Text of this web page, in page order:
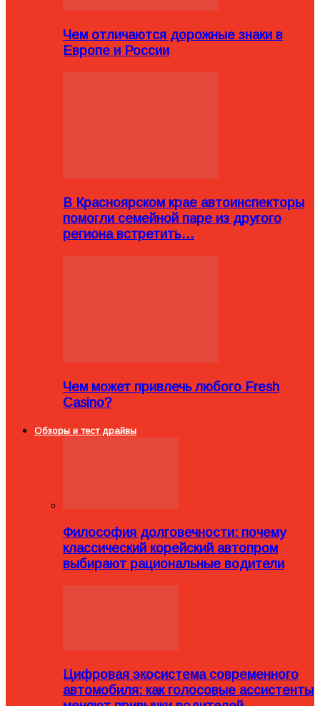
Чем отличаются дорожные знаки в
Европе и России
В Красноярском крае автоинспекторы
помогли семейной паре из другого
региона встретить…
Чем может привлечь любого Fresh
Casino?
Обзоры и тест драйвы
Философия долговечности: почему
классический корейский автопром
выбирают рациональные водители
Цифровая экосистема современного
автомобиля: как голосовые ассистенты